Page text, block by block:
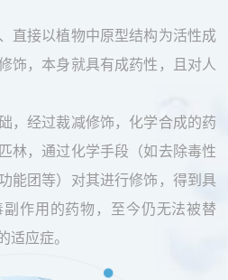
直接以植物中原型结构为活性成
饰，本身就具有成药性，且对人
，经过裁减修饰，化学合成的药
林，通过化学手段（如去除毒性
能团等）对其进行修饰，得到具
作用的药物，至今仍无法被替
适应症。